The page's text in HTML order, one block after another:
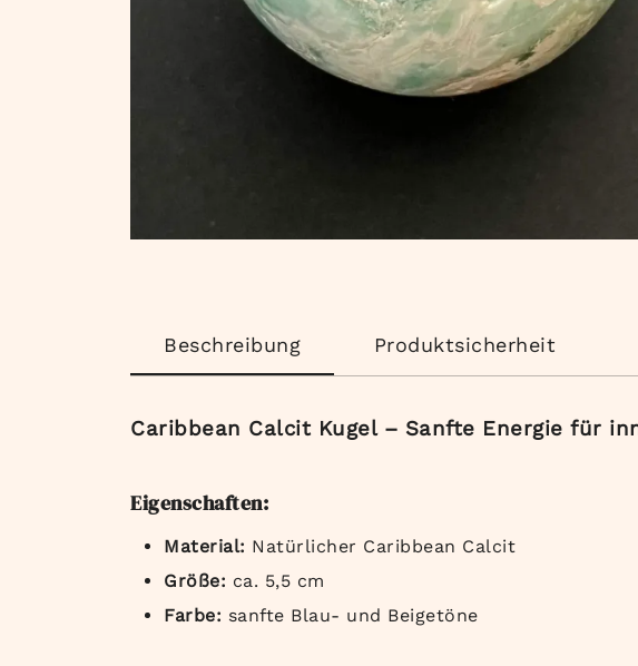
Beschreibung Produktsicherheit
Caribbean Calcit Kugel – Sanfte Energie für
Eigenschaften:
Material: Natürlicher Caribbean Calcit
Größe: ca. 5,5 cm
Farbe: sanfte Blau- und Beigetöne